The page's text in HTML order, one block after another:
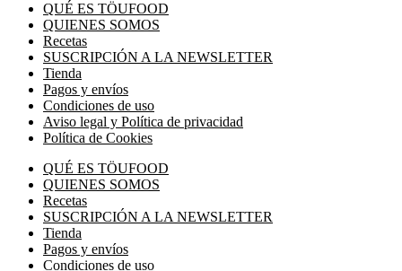
QUÉ ES TÖUFOOD
QUIENES SOMOS
Recetas
SUSCRIPCIÓN A LA NEWSLETTER
Tienda
Pagos y envíos
Condiciones de uso
Aviso legal y Política de privacidad
Política de Cookies
QUÉ ES TÖUFOOD
QUIENES SOMOS
Recetas
SUSCRIPCIÓN A LA NEWSLETTER
Tienda
Pagos y envíos
Condiciones de uso